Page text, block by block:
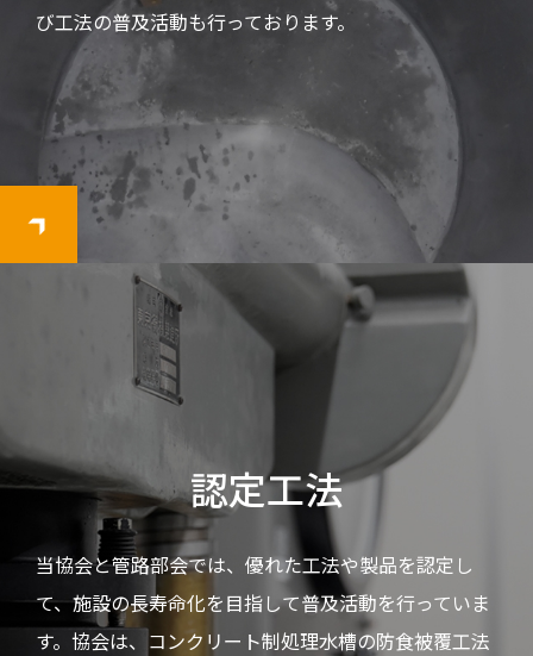
び工法の普及活動も行っております。
認定工法
当協会と管路部会では、優れた工法や製品を認定し
て、施設の長寿命化を目指して普及活動を行っていま
す。協会は、コンクリート制処理水槽の防食被覆工法